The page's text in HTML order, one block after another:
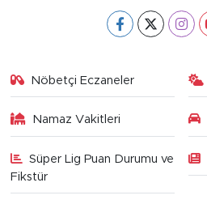
Nöbetçi Eczaneler
Namaz Vakitleri
Süper Lig Puan Durumu ve
Fikstür